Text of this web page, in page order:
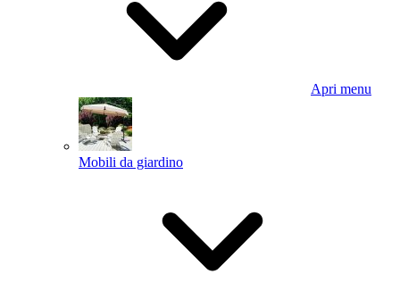
Apri menu
Mobili da giardino